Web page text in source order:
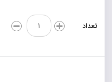
تعداد
آخرین
قهرمان
عدد